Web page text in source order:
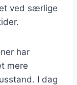
ved særlige
har
mere
I dag